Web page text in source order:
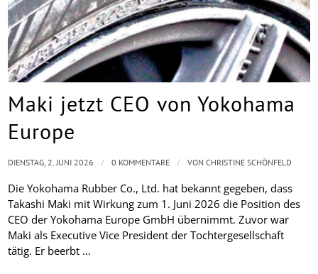
Maki jetzt CEO von Yokohama
Europe
Die Yokohama Rubber Co., Ltd. hat bekannt gegeben, dass
Takashi Maki mit Wirkung zum 1. Juni 2026 die Position des
CEO der Yokohama Europe GmbH übernimmt. Zuvor war
Maki als Executive Vice President der Tochtergesellschaft
tätig. Er beerbt …
DIENSTAG, 2. JUNI 2026 / 0 KOMMENTARE / VONCHRISTINE SCHÖNFELD